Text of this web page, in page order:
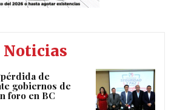
de
gobiernos de
foro en BC